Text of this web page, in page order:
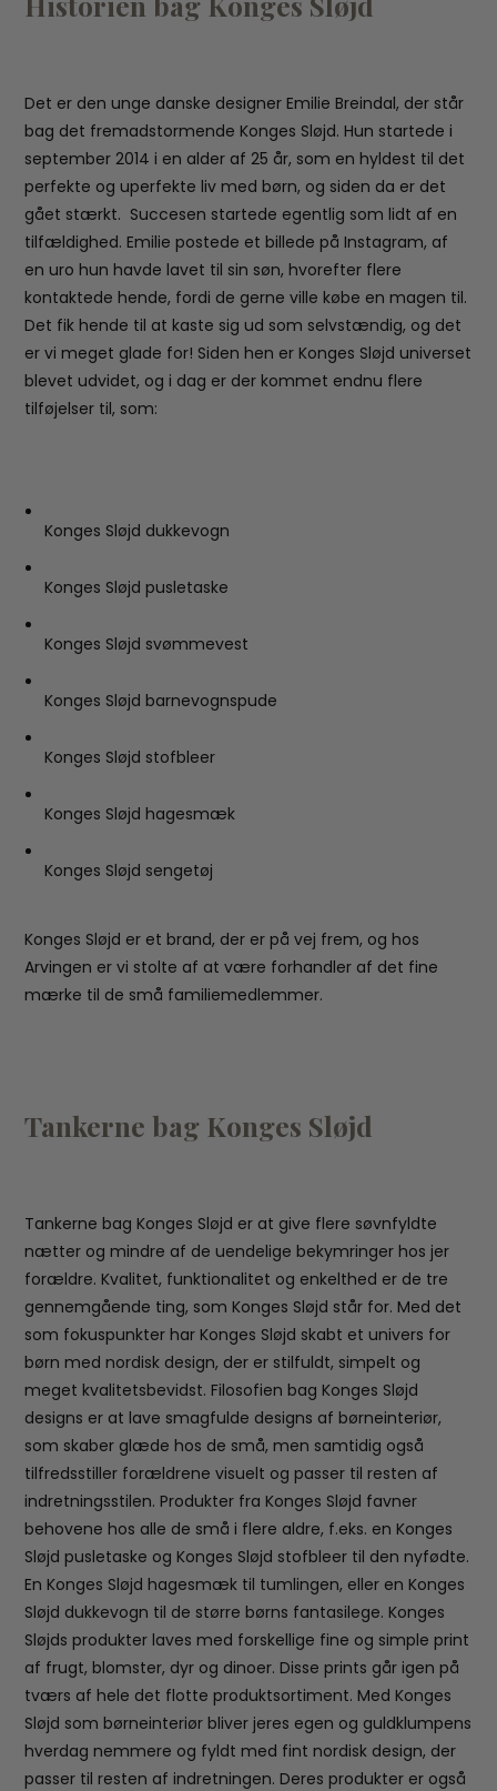
Det er den unge danske designer Emilie Breindal, der står
bag det fremadstormende Konges Sløjd. Hun startede i
september 2014 i en alder af 25 år, som en hyldest til det
perfekte og uperfekte liv med børn, og siden da er det
gået stærkt. Succesen startede egentlig som lidt af en
tilfældighed. Emilie postede et billede på Instagram, af
en uro hun havde lavet til sin søn, hvorefter flere
kontaktede hende, fordi de gerne ville købe en magen til.
Det fik hende til at kaste sig ud som selvstændig, og det
er vi meget glade for! Siden hen er Konges Sløjd universet
blevet udvidet, og i dag er der kommet endnu flere
tilføjelser til, som:
Konges Sløjd dukkevogn
Konges Sløjd pusletaske
Konges Sløjd svømmevest
Konges Sløjd barnevognspude
Konges Sløjd stofbleer
Konges Sløjd hagesmæk
Konges Sløjd sengetøj
Konges Sløjd er et brand, der er på vej frem, og hos
Arvingen er vi stolte af at være forhandler af det fine
mærke til de små familiemedlemmer.
Tankerne bag Konges Sløjd
Tankerne bag Konges Sløjd er at give flere søvnfyldte
nætter og mindre af de uendelige bekymringer hos jer
forældre. Kvalitet, funktionalitet og enkelthed er de tre
gennemgående ting, som Konges Sløjd står for. Med det
som fokuspunkter har Konges Sløjd skabt et univers for
børn med nordisk design, der er stilfuldt, simpelt og
meget kvalitetsbevidst. Filosofien bag Konges Sløjd
designs er at lave smagfulde designs af børneinteriør,
som skaber glæde hos de små, men samtidig også
tilfredsstiller forældrene visuelt og passer til resten af
indretningsstilen. Produkter fra Konges Sløjd favner
behovene hos alle de små i flere aldre, f.eks. en Konges
Sløjd pusletaske og Konges Sløjd stofbleer til den nyfødte.
En Konges Sløjd hagesmæk til tumlingen, eller en Konges
Sløjd dukkevogn til de større børns fantasilege. Konges
Sløjds produkter laves med forskellige fine og simple print
af frugt, blomster, dyr og dinoer. Disse prints går igen på
tværs af hele det flotte produktsortiment. Med Konges
Sløjd som børneinteriør bliver jeres egen og guldklumpens
hverdag nemmere og fyldt med fint nordisk design, der
passer til resten af indretningen. Deres produkter er også